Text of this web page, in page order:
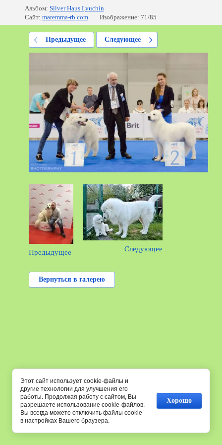
Альбом: Silver Haus Lyuchin
Сайт: maremma-rb.com Изображение: 71/85
Предыдущее Следующее
Предыдущее Следующее
Вернуться в галерею
Этот сайт использует cookie-файлы и
другие технологии для улучшения его
работы. Продолжая работу с сайтом, Вы
разрешаете использование cookie-файлов.
Вы всегда можете отключить файлы cookie
в настройках Вашего браузера.
Хорошо